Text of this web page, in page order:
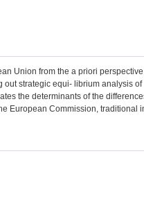
Union from the a priori
strategic equi- librium analysis of
the determinants of the
European Commission, traditional